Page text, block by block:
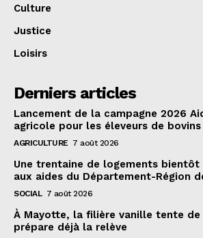
Culture
Justice
Loisirs
Derniers articles
Lancement de la campagne 2026
agricole pour les éleveurs de
AGRICULTURE 7 août 2026
Une trentaine de logements bientôt
aux aides du Département-Région
SOCIAL 7 août 2026
À Mayotte, la filière vanille tente
prépare déjà la relève